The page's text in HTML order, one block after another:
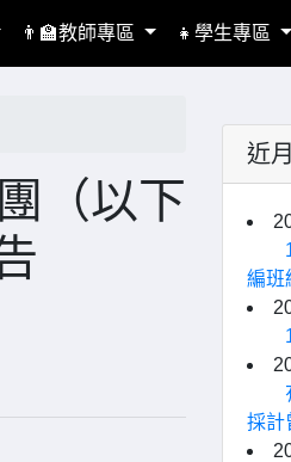
👨‍🏫教師專區 👧學生專區
（以下
近
編班
採計